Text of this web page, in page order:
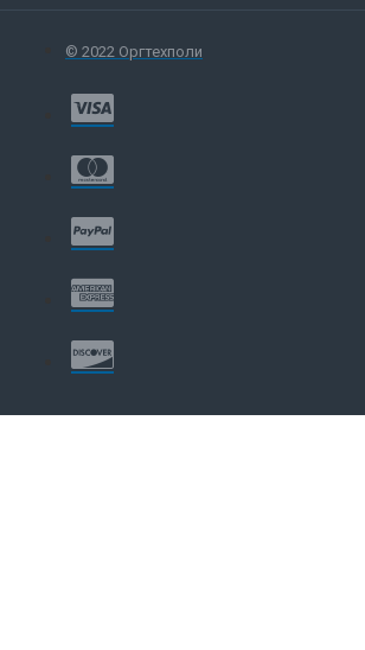
¹ Стандартная комплектация
² Стандартная комплектация
Color LaserJet 5550dn/dtn/hdn
© 2022 Оргтехполи